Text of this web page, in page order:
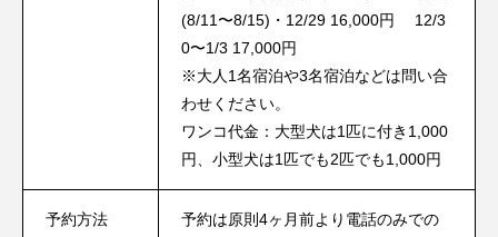
(8/11〜8/15)・12/29 16,000円 12/3
0〜1/3 17,000円
※大人1名宿泊や3名宿泊などは問い合
わせください。
ワンコ代金：大型犬は1匹に付き1,000
円、小型犬は1匹でも2匹でも1,000円
予約方法
予約は原則4ヶ月前より電話のみでの